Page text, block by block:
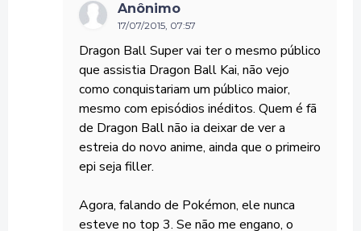
Anônimo
17/07/2015, 07:57
Dragon Ball Super vai ter o mesmo público
que assistia Dragon Ball Kai, não vejo
como conquistariam um público maior,
mesmo com episódios inéditos. Quem é fã
de Dragon Ball não ia deixar de ver a
estreia do novo anime, ainda que o primeiro
epi seja filler.
Agora, falando de Pokémon, ele nunca
esteve no top 3. Se não me engano, o